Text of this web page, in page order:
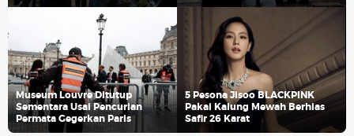
Museum Louvre Ditutup
Sementara Usai Pencurian
Permata Gegerkan Paris
5 Pesona Jisoo BLACKPINK
Pakai Kalung Mewah Berhias
Safir 26 Karat